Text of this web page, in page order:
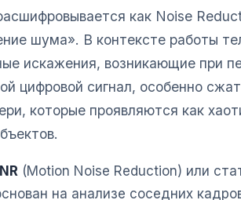
как Noise
шума». В контексте работы
искажения, возникающие при
цифровой сигнал, особенно
которые проявляются как
(Motion Noise Reduction) или
на анализе соседних